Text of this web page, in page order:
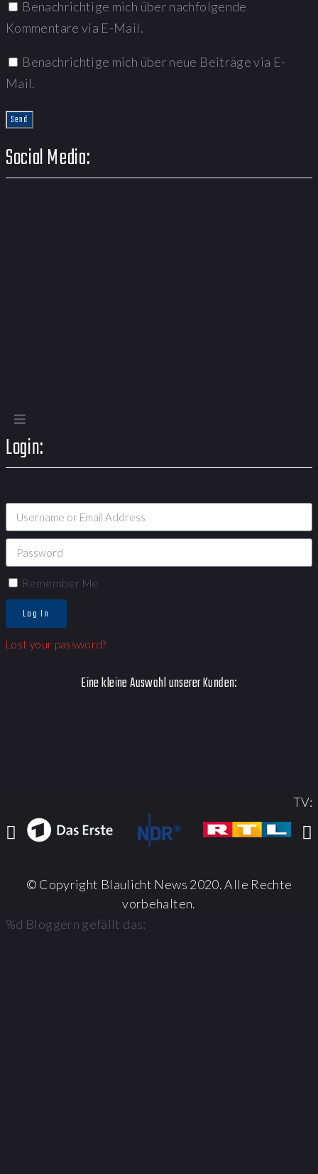
Benachrichtige mich über nachfolgende
Kommentare via E-Mail.
Benachrichtige mich über neue Beiträge via E-
Mail.
Social Media:
Login:
Remember Me
Log In
Lost your password?
Eine kleine Auswahl unserer Kunden:
TV:
© Copyright Blaulicht News 2020. Alle Rechte
vorbehalten.
%d Bloggern gefällt das: